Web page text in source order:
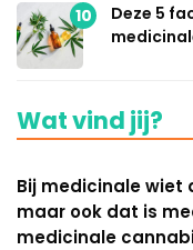
10
Deze 5
Wat vind jij?
Bij medicinale wiet
maar ook dat is
medicinale